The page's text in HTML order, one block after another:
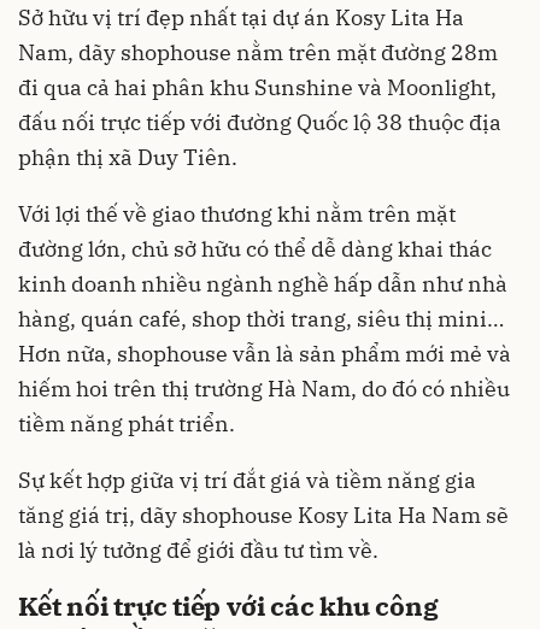
Sở hữu vị trí đẹp nhất tại dự án Kosy Lita Ha
Nam, dãy shophouse nằm trên mặt đường 28m
đi qua cả hai phân khu Sunshine và Moonlight,
đấu nối trực tiếp với đường Quốc lộ 38 thuộc địa
phận thị xã Duy Tiên.
Với lợi thế về giao thương khi nằm trên mặt
đường lớn, chủ sở hữu có thể dễ dàng khai thác
kinh doanh nhiều ngành nghề hấp dẫn như nhà
hàng, quán café, shop thời trang, siêu thị mini…
Hơn nữa, shophouse vẫn là sản phẩm mới mẻ và
hiếm hoi trên thị trường Hà Nam, do đó có nhiều
tiềm năng phát triển.
Sự kết hợp giữa vị trí đắt giá và tiềm năng gia
tăng giá trị, dãy shophouse Kosy Lita Ha Nam sẽ
là nơi lý tưởng để giới đầu tư tìm về.
Kết nối trực tiếp với các khu công